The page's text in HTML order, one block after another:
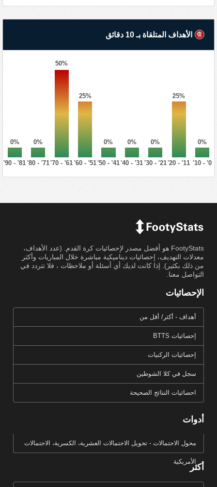
الأهداف المتلقاة بـ 10 دقائق
0% 0%
50%
25%
0% 0% 0%
25%
0%
81' - 90' 71' - 80' 61' - 70' 51' - 60' 41' - 50' 31' - 40' 21' - 30' 11' - 20' 0' - 10'
FootyStats هو أفضل مصدر لإحصائيات كرة القدم. (عدد الأهداف،
معدلات التهديف، إحصائيات ديناميكية مباشرة خلال المباريات وأكثر
من ذلك بكثير). إذا كانت لديك أي أسئلة أو ملاحظات ، فلا تتردد في
التواصل معنا.
الإحصائيات
أهداف - أكثر/ أقل من
إحصائيات BTTS
إحصائيات الركنيات
سجل في كلا الشوطين
احصائيات النتائج الصحيحة
أدوات
محول الاحتمالات - تحويل الاحتمالات العشرية، الكسرية، الاحتمالات
الأمريكية
أكثر